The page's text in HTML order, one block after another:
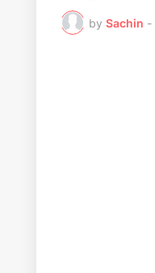
by Sachin -